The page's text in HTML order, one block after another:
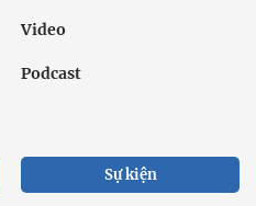
Video
Podcast
Sự kiện